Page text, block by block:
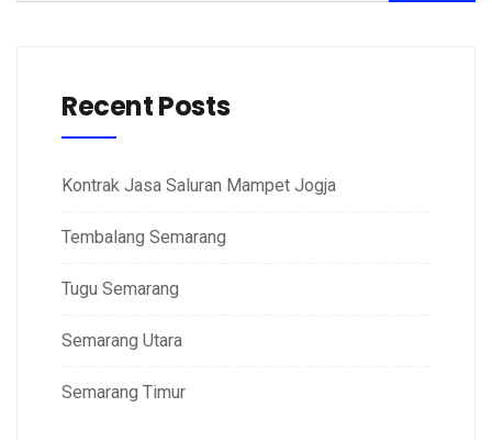
Recent Posts
Kontrak Jasa Saluran Mampet Jogja
Tembalang Semarang
Tugu Semarang
Semarang Utara
Semarang Timur